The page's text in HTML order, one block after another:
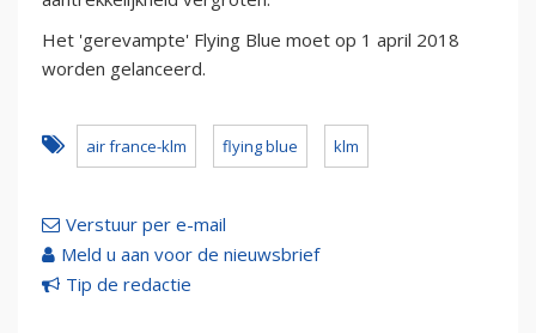
Het 'gerevampte' Flying Blue moet op 1 april 2018
worden gelanceerd.
air france-klm flying blue klm
Verstuur per e-mail
Meld u aan voor de nieuwsbrief
Tip de redactie